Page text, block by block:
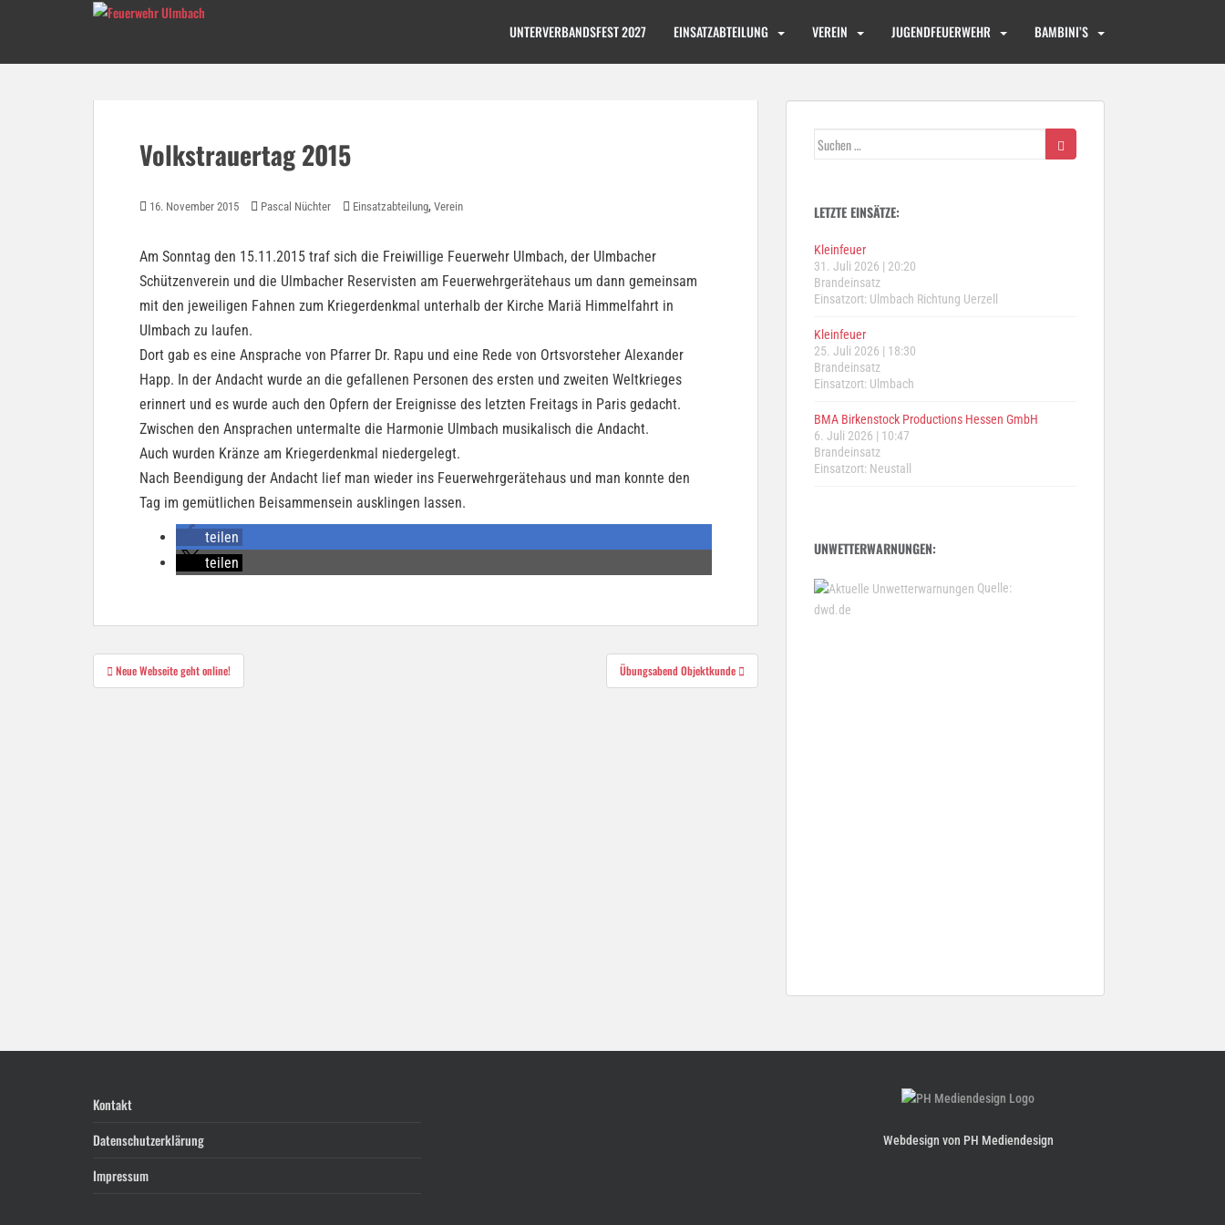
Skip to main content
UNTERVERBANDSFEST 2027 EINSATZABTEILUNG VEREIN JUGENDFEUERWEHR BAMBINI’S
Volkstrauertag 2015
16. November 2015 Pascal Nüchter Einsatzabteilung, Verein
Am Sonntag den 15.11.2015 traf sich die Freiwillige Feuerwehr Ulmbach, der Ulmbacher
Schützenverein und die Ulmbacher Reservisten am Feuerwehrgerätehaus um dann gemeinsam
mit den jeweiligen Fahnen zum Kriegerdenkmal unterhalb der Kirche Mariä Himmelfahrt in
Ulmbach zu laufen.
Dort gab es eine Ansprache von Pfarrer Dr. Rapu und eine Rede von Ortsvorsteher Alexander
Happ. In der Andacht wurde an die gefallenen Personen des ersten und zweiten Weltkrieges
erinnert und es wurde auch den Opfern der Ereignisse des letzten Freitags in Paris gedacht.
Zwischen den Ansprachen untermalte die Harmonie Ulmbach musikalisch die Andacht.
Auch wurden Kränze am Kriegerdenkmal niedergelegt.
Nach Beendigung der Andacht lief man wieder ins Feuerwehrgerätehaus und man konnte den
Tag im gemütlichen Beisammensein ausklingen lassen.
teilen
teilen
Beitragsnavigation
Neue Webseite geht online! Übungsabend Objektkunde
Suchen
LETZTE EINSÄTZE:
Kleinfeuer
31. Juli 2026 | 20:20
Brandeinsatz
Einsatzort: Ulmbach Richtung Uerzell
Kleinfeuer
25. Juli 2026 | 18:30
Brandeinsatz
Einsatzort: Ulmbach
BMA Birkenstock Productions Hessen GmbH
6. Juli 2026 | 10:47
Brandeinsatz
Einsatzort: Neustall
UNWETTERWARNUNGEN:
Quelle:
dwd.de
Kontakt
Datenschutzerklärung
Impressum
Webdesign von PH Mediendesign